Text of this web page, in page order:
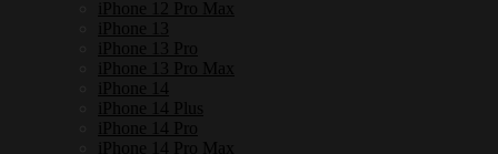
iPhone 12 Pro Max
iPhone 13
iPhone 13 Pro
iPhone 13 Pro Max
iPhone 14
iPhone 14 Plus
iPhone 14 Pro
iPhone 14 Pro Max